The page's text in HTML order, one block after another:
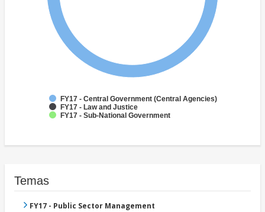
FY17 - Central Government (Central Agencies)
FY17 - Law and Justice
FY17 - Sub-National Government
Temas
FY17 - Public Sector Management